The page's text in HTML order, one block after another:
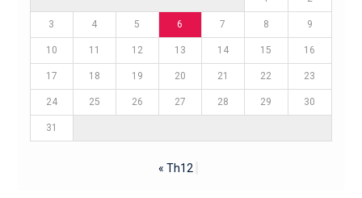
3 4 5 6 7 8 9
10 11 12 13 14 15 16
17 18 19 20 21 22 23
24 25 26 27 28 29 30
31
« Th12